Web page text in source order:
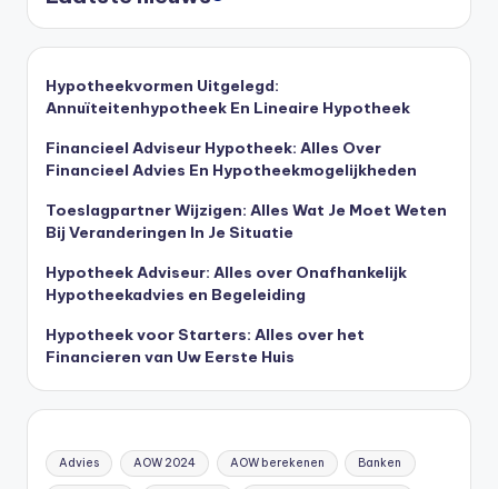
Hypotheekvormen Uitgelegd:
Annuïteitenhypotheek En Lineaire Hypotheek
Financieel Adviseur Hypotheek: Alles Over
Financieel Advies En Hypotheekmogelijkheden
Toeslagpartner Wijzigen: Alles Wat Je Moet Weten
Bij Veranderingen In Je Situatie
Hypotheek Adviseur: Alles over Onafhankelijk
Hypotheekadvies en Begeleiding
Hypotheek voor Starters: Alles over het
Financieren van Uw Eerste Huis
Advies AOW 2024 AOW berekenen Banken